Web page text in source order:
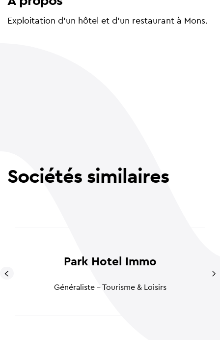
Exploitation d'un hôtel et d'un restaurant à Mons.
Sociétés similaires
Park Hotel Immo
Généraliste - Tourisme & Loisirs